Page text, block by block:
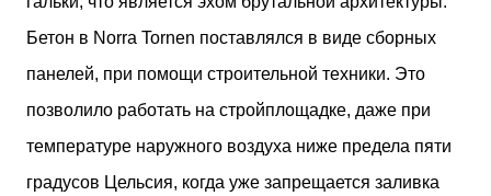
Бетон в Norra Tornen поставлялся в виде сборных
панелей, при помощи строительной техники. Это
позволило работать на стройплощадке, даже при
температуре наружного воздуха ниже предела пяти
градусов Цельсия, когда уже запрещается заливка